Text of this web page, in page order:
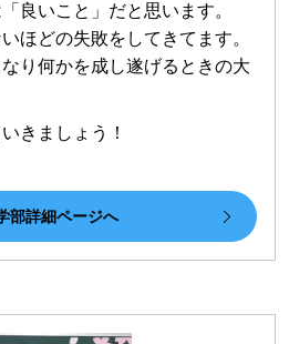
良いこと」だと思います。
ほどの失敗をしてきてます。
り何かを成し遂げるときの大
きましょう！
部詳細ページへ